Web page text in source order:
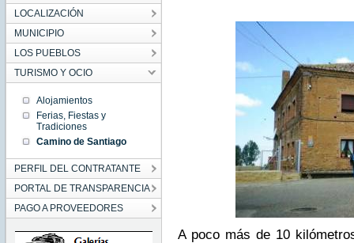
LOCALIZACIÓN
MUNICIPIO
LOS PUEBLOS
TURISMO Y OCIO
Alojamientos
Ferias, Fiestas y
Tradiciones
Camino de Santiago
PERFIL DEL CONTRATANTE
PORTAL DE TRANSPARENCIA
PAGO A PROVEEDORES
A poco más de 10